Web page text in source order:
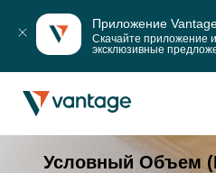
Приложение
Скачайте приложение
эксклюзивные
Условный Объем